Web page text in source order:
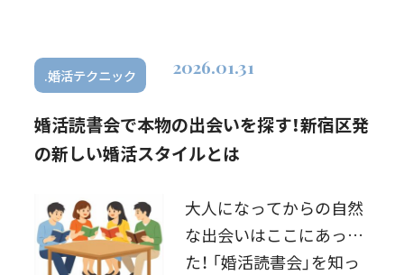
.婚活テクニック 2026.01.31
婚活読書会で本物の出会いを探す！新宿区発
の新しい婚活スタイルとは
大人になってからの自然
な出会いはここにあっ
た！ 「婚活読書会」を知っ